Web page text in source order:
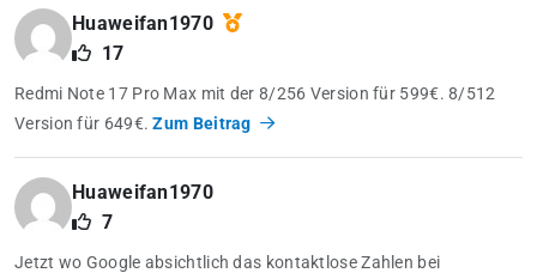
Huaweifan1970
17
Redmi Note 17 Pro Max mit der 8/256 Version für 599€. 8/512
Version für 649€.Zum Beitrag
Huaweifan1970
7
Jetzt wo Google absichtlich das kontaktlose Zahlen bei